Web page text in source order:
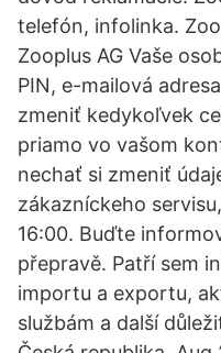
telefón, infolinka.
Zooplus AG Vaše
PIN, e-mailová
zmeniť kedykoľvek
priamo vo vašom
nechať si zmeniť
zákazníckeho
16:00. Buďte
přepravě. Patří sem
importu a exportu,
službám a další